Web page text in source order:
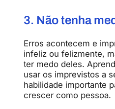
3. Não tenha
Erros acontecem e
infeliz ou felizmente,
ter medo deles.
usar os imprevistos a
habilidade importante
crescer como pessoa.